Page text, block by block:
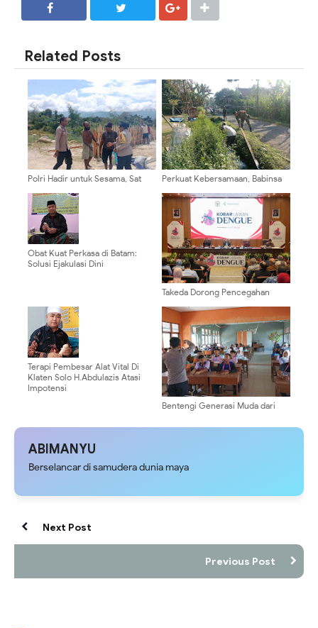
Related Posts
Polri Hadir untuk Sesama, Sat
Tengah Berikan Dukungan Untuk
Gereja Katolik Santo Yusuf
Perkuat Kebersamaan, Babinsa
Bersihkan Lingkungan Jalan
Dusun
Obat Kuat Perkasa di Batam:
Solusi Ejakulasi Dini
Takeda Dorong Pencegahan
Berkelanjutan di Indonesia
Terapi Pembesar Alat Vital Di
Klaten Solo H.Abdulazis Atasi
Impotensi
Bentengi Generasi Muda dari
Miring Edukasi Siswa Baru di
ABIMANYU
Berselancar di samudera dunia maya
Next Post
Previous Post